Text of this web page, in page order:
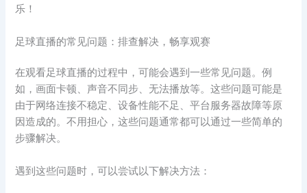
乐！
足球直播的常见问题：排查解决，畅享观赛
在观看足球直播的过程中，可能会遇到一些常见问题。例
如，画面卡顿、声音不同步、无法播放等。这些问题可能是
由于网络连接不稳定、设备性能不足、平台服务器故障等原
因造成的。不用担心，这些问题通常都可以通过一些简单的
步骤解决。
遇到这些问题时，可以尝试以下解决方法：